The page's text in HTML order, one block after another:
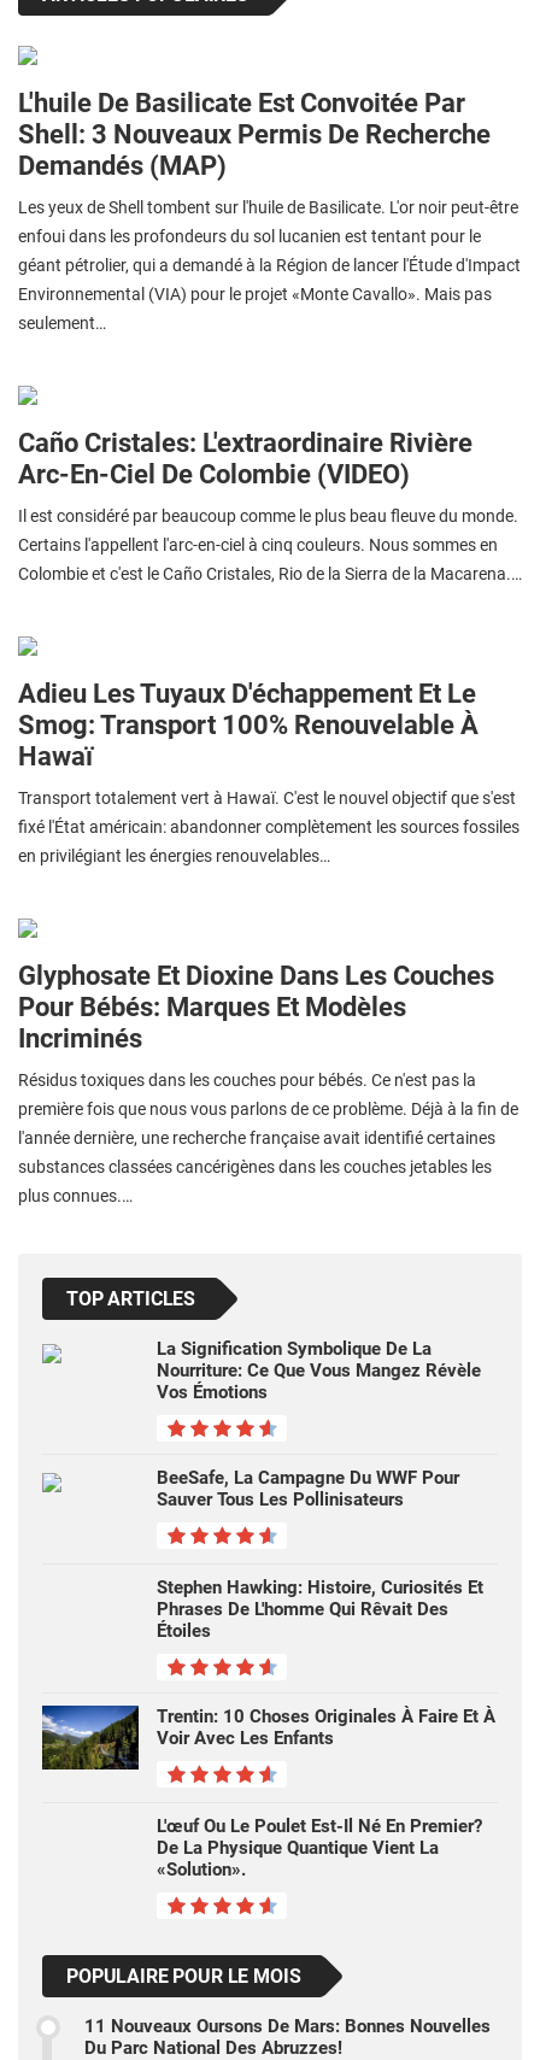
L'huile De Basilicate Est Convoitée Par
Shell: 3 Nouveaux Permis De Recherche
Demandés (MAP)
Les yeux de Shell tombent sur l'huile de Basilicate. L'or noir peut-être
enfoui dans les profondeurs du sol lucanien est tentant pour le
géant pétrolier, qui a demandé à la Région de lancer l'Étude d'Impact
Environnemental (VIA) pour le projet «Monte Cavallo». Mais pas
seulement…
Caño Cristales: L'extraordinaire Rivière
Arc-En-Ciel De Colombie (VIDEO)
Il est considéré par beaucoup comme le plus beau fleuve du monde.
Certains l'appellent l'arc-en-ciel à cinq couleurs. Nous sommes en
Colombie et c'est le Caño Cristales, Rio de la Sierra de la Macarena.…
Adieu Les Tuyaux D'échappement Et Le
Smog: Transport 100% Renouvelable À
Hawaï
Transport totalement vert à Hawaï. C'est le nouvel objectif que s'est
fixé l'État américain: abandonner complètement les sources fossiles
en privilégiant les énergies renouvelables…
Glyphosate Et Dioxine Dans Les Couches
Pour Bébés: Marques Et Modèles
Incriminés
Résidus toxiques dans les couches pour bébés. Ce n'est pas la
première fois que nous vous parlons de ce problème. Déjà à la fin de
l'année dernière, une recherche française avait identifié certaines
substances classées cancérigènes dans les couches jetables les
plus connues.…
TOP ARTICLES
La Signification Symbolique De La
Nourriture: Ce Que Vous Mangez Révèle
Vos Émotions
BeeSafe, La Campagne Du WWF Pour
Sauver Tous Les Pollinisateurs
Stephen Hawking: Histoire, Curiosités Et
Phrases De L'homme Qui Rêvait Des
Étoiles
Trentin: 10 Choses Originales À Faire Et À
Voir Avec Les Enfants
L'œuf Ou Le Poulet Est-Il Né En Premier?
De La Physique Quantique Vient La
«solution».
POPULAIRE POUR LE MOIS
11 Nouveaux Oursons De Mars: Bonnes Nouvelles
Du Parc National Des Abruzzes!